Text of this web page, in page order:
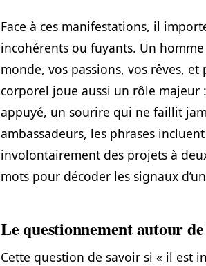
Face à ces manifestations, il
incohérents ou fuyants. Un
monde, vos passions, vos rêves,
corporel joue aussi un rôle
appuyé, un sourire qui ne faillit
ambassadeurs, les phrases
involontairement des projets à
mots pour décoder les signaux
Le questionnement autour
Cette question de savoir si « il est